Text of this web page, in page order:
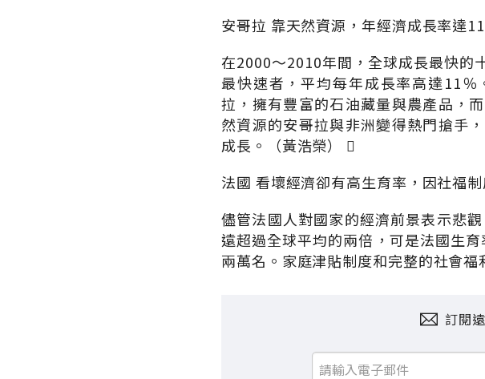
安哥拉 靠天然資源，年經濟成長率達
在2000～2010年間，全球成長最快的
最快速者，平均每年成長率高達11
拉，擁有豐富的石油藏量與農產品，
然資源的安哥拉與非洲變得熱門搶手
成長。（黃浩榮） 
法國 看壞經濟卻有高生育率，因社福
儘管法國人對國家的經濟前景表示悲
遠超過全球平均的兩倍，可是法國生
兩萬名。家庭津貼制度和完整的社會
訂閱